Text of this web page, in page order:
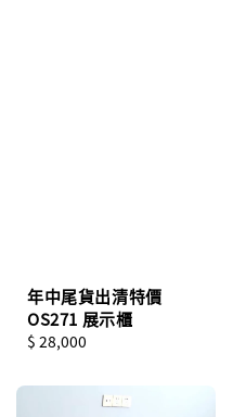
年中尾貨出清特價
OS271 展示櫃
Regular
$ 28,000